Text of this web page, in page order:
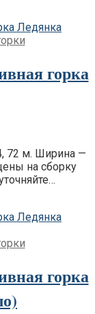
горка
72 м. Ширина —
на сборку
горка